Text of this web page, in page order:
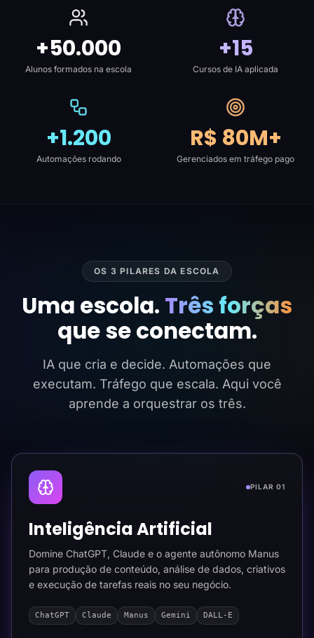
+50.000
Alunos formados na escola
+15
Cursos de IA aplicada
+1.200
Automações rodando
R$ 80M+
Gerenciados em tráfego pago
OS 3 PILARES DA ESCOLA
Uma escola. Três forças
que se conectam.
IA que cria e decide. Automações que
executam. Tráfego que escala. Aqui você
aprende a orquestrar os três.
PILAR 01
Inteligência Artificial
Domine ChatGPT, Claude e o agente autônomo Manus
para produção de conteúdo, análise de dados, criativos
e execução de tarefas reais no seu negócio.
ChatGPT Claude Manus Gemini DALL-E